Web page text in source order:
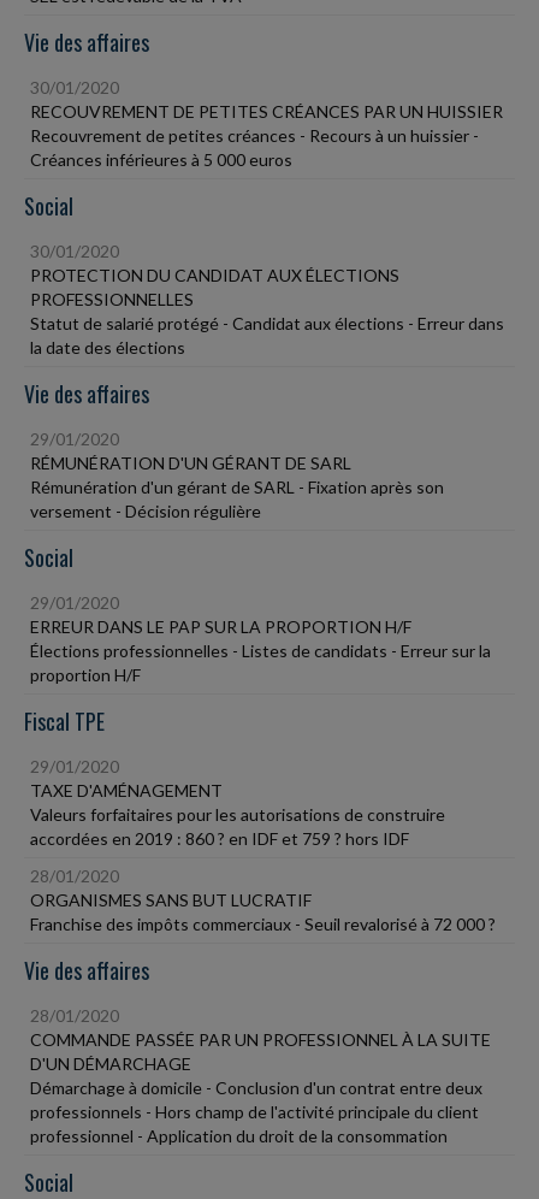
Vie des affaires
30/01/2020
RECOUVREMENT DE PETITES CRÉANCES PAR UN HUISSIER
Recouvrement de petites créances - Recours à un huissier -
Créances inférieures à 5 000 euros
Social
30/01/2020
PROTECTION DU CANDIDAT AUX ÉLECTIONS
PROFESSIONNELLES
Statut de salarié protégé - Candidat aux élections - Erreur dans
la date des élections
Vie des affaires
29/01/2020
RÉMUNÉRATION D'UN GÉRANT DE SARL
Rémunération d'un gérant de SARL - Fixation après son
versement - Décision régulière
Social
29/01/2020
ERREUR DANS LE PAP SUR LA PROPORTION H/F
Élections professionnelles - Listes de candidats - Erreur sur la
proportion H/F
Fiscal TPE
29/01/2020
TAXE D'AMÉNAGEMENT
Valeurs forfaitaires pour les autorisations de construire
accordées en 2019 : 860 ? en IDF et 759 ? hors IDF
28/01/2020
ORGANISMES SANS BUT LUCRATIF
Franchise des impôts commerciaux - Seuil revalorisé à 72 000 ?
Vie des affaires
28/01/2020
COMMANDE PASSÉE PAR UN PROFESSIONNEL À LA SUITE
D'UN DÉMARCHAGE
Démarchage à domicile - Conclusion d'un contrat entre deux
professionnels - Hors champ de l'activité principale du client
professionnel - Application du droit de la consommation
Social